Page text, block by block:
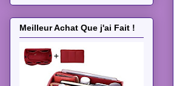
Meilleur Achat Que j'ai Fait !